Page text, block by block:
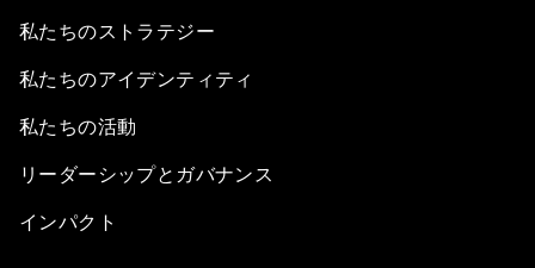
私たちのストラテジー
私たちのアイデンティティ
私たちの活動
リーダーシップとガバナンス
インパクト